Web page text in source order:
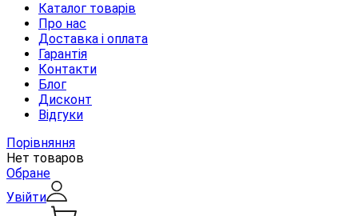
Каталог товарів
Про нас
Доставка і оплата
Гарантія
Контакти
Блог
Дисконт
Відгуки
Порівняння
Нет товаров
Обране
Увійти